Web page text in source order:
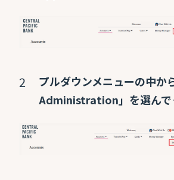
プルダウンメニューの中か
Administration」を選んで